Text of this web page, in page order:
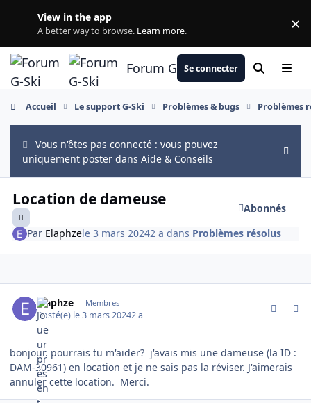
View in the app
A better way to browse. Learn more. ×
Forum G-SkiSe connecter Rechercher
Menu
Accueil Le support G-Ski Problèmes & bugs Problèmes
Vous n'êtes pas connecté : vous pouvez
uniquement poster dans Aide & Conseils
Hide
Location de dameuse
Abonnés
Par Elaphzele 3 mars 20242 a dans Problèmes résolus
Elaphze Membres
Posté(e) le 3 mars 20242 a
bonjour, pourrais tu m'aider? j'avais mis une dameuse (la ID :
DAM-30961) en location et je ne sais pas la réviser. J'aimerais
annuler cette location. Merci.